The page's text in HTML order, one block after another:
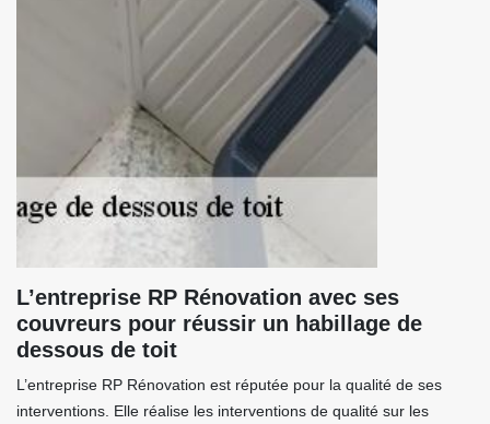
L’entreprise RP Rénovation avec ses
couvreurs pour réussir un habillage de
dessous de toit
L’entreprise RP Rénovation est réputée pour la qualité de ses
interventions. Elle réalise les interventions de qualité sur les